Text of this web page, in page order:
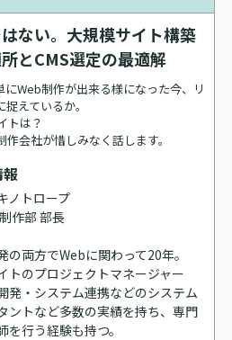
ない。大規模サイト構築
とCMS選定の最適解
Web制作が出来る様になった今、リ
えているか。
トは？
会社が惜しみなく話します。
ノトロープ
作部 部長
の両方でWebに関わって20年。
トのプロジェクトマネージャー
発・システム連携などのシステム
ントなど多数の実績を持ち、専門
を行う経験も持つ。